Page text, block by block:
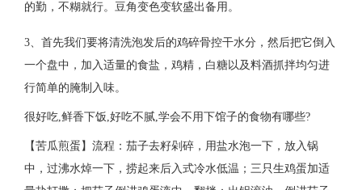
的勤，不糊就行。豆角变色变软盛出备用。
3、首先我们要将清洗泡发后的鸡碎骨控干水分，然后把它倒入
一个盘中，加入适量的食盐，鸡精，白糖以及料酒抓拌均匀进
行简单的腌制入味。
很好吃,鲜香下饭,好吃不腻,学会不用下馆子的食物有哪些?
【苦瓜煎蛋】流程：茄子去籽剁碎，用盐水泡一下，放入锅
中，过沸水焯一下，捞起来后入式冷水低温；三只生鸡蛋加适